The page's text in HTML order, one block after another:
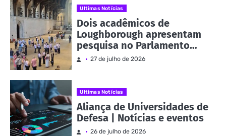
Ultimas Notícias
Dois acadêmicos de
Loughborough apresentam
pesquisa no Parlamento
como parte da Evidence
27 de julho de 2026
Ultimas Notícias
Aliança de Universidades de
Defesa | Notícias e eventos
26 de julho de 2026